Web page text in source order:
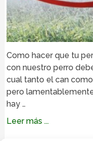
Como hacer que tu
con nuestro perro
cual tanto el can
pero
hay …
Leer más ...